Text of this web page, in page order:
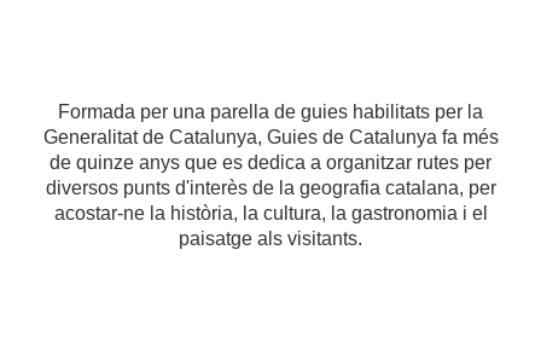
Formada per una parella de guies habilitats per la
Generalitat de Catalunya, Guies de Catalunya fa més
de quinze anys que es dedica a organitzar rutes per
diversos punts d'interès de la geografia catalana, per
acostar-ne la història, la cultura, la gastronomia i el
paisatge als visitants.